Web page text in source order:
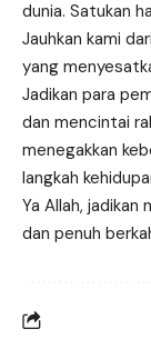
dunia. Satukan
Jauhkan kami
yang
Jadikan para
dan mencintai
menegakkan
langkah
Ya Allah,
dan penuh